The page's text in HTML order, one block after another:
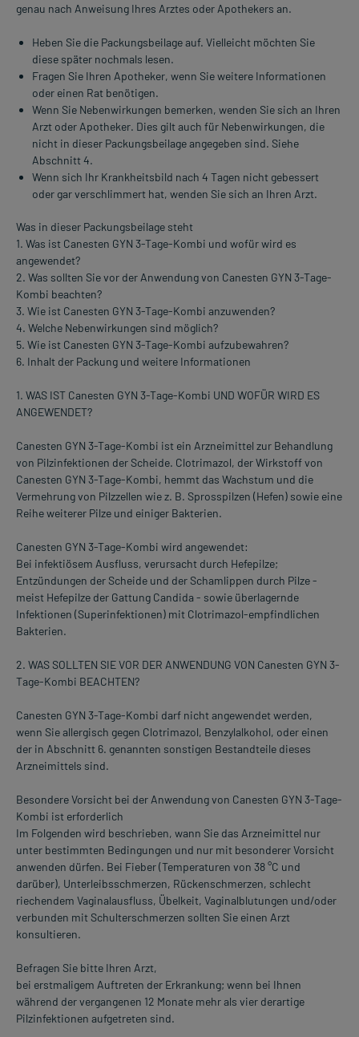
genau nach Anweisung Ihres Arztes oder Apothekers an.
Heben Sie die Packungsbeilage auf. Vielleicht möchten Sie
diese später nochmals lesen.
Fragen Sie Ihren Apotheker, wenn Sie weitere Informationen
oder einen Rat benötigen.
Wenn Sie Nebenwirkungen bemerken, wenden Sie sich an Ihren
Arzt oder Apotheker. Dies gilt auch für Nebenwirkungen, die
nicht in dieser Packungsbeilage angegeben sind. Siehe
Abschnitt 4.
Wenn sich Ihr Krankheitsbild nach 4 Tagen nicht gebessert
oder gar verschlimmert hat, wenden Sie sich an Ihren Arzt.
Was in dieser Packungsbeilage steht
1. Was ist Canesten GYN 3-Tage-Kombi und wofür wird es
angewendet?
2. Was sollten Sie vor der Anwendung von Canesten GYN 3-Tage-
Kombi beachten?
3. Wie ist Canesten GYN 3-Tage-Kombi anzuwenden?
4. Welche Nebenwirkungen sind möglich?
5. Wie ist Canesten GYN 3-Tage-Kombi aufzubewahren?
6. Inhalt der Packung und weitere Informationen
1. WAS IST Canesten GYN 3-Tage-Kombi UND WOFÜR WIRD ES
ANGEWENDET?
Canesten GYN 3-Tage-Kombi ist ein Arzneimittel zur Behandlung
von Pilzinfektionen der Scheide. Clotrimazol, der Wirkstoff von
Canesten GYN 3-Tage-Kombi, hemmt das Wachstum und die
Vermehrung von Pilzzellen wie z. B. Sprosspilzen (Hefen) sowie eine
Reihe weiterer Pilze und einiger Bakterien.
Canesten GYN 3-Tage-Kombi wird angewendet:
Bei infektiösem Ausfluss, verursacht durch Hefepilze;
Entzündungen der Scheide und der Schamlippen durch Pilze -
meist Hefepilze der Gattung Candida - sowie überlagernde
Infektionen (Superinfektionen) mit Clotrimazol-empfindlichen
Bakterien.
2. WAS SOLLTEN SIE VOR DER ANWENDUNG VON Canesten GYN 3-
Tage-Kombi BEACHTEN?
Canesten GYN 3-Tage-Kombi darf nicht angewendet werden,
wenn Sie allergisch gegen Clotrimazol, Benzylalkohol, oder einen
der in Abschnitt 6. genannten sonstigen Bestandteile dieses
Arzneimittels sind.
Besondere Vorsicht bei der Anwendung von Canesten GYN 3-Tage-
Kombi ist erforderlich
Im Folgenden wird beschrieben, wann Sie das Arzneimittel nur
unter bestimmten Bedingungen und nur mit besonderer Vorsicht
anwenden dürfen. Bei Fieber (Temperaturen von 38 °C und
darüber), Unterleibsschmerzen, Rückenschmerzen, schlecht
riechendem Vaginalausfluss, Übelkeit, Vaginalblutungen und/oder
verbunden mit Schulterschmerzen sollten Sie einen Arzt
konsultieren.
Befragen Sie bitte Ihren Arzt,
bei erstmaligem Auftreten der Erkrankung; wenn bei Ihnen
während der vergangenen 12 Monate mehr als vier derartige
Pilzinfektionen aufgetreten sind.